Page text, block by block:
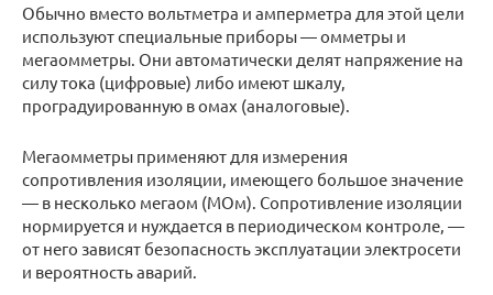
Обычно вместо вольтметра и амперметра для этой цели
используют специальные приборы — омметры и
мегаомметры. Они автоматически делят напряжение на
силу тока (цифровые) либо имеют шкалу,
проградуированную в омах (аналоговые).
Мегаомметры применяют для измерения
сопротивления изоляции, имеющего большое значение
— в несколько мегаом (МОм). Сопротивление изоляции
нормируется и нуждается в периодическом контроле, —
от него зависят безопасность эксплуатации электросети
и вероятность аварий.